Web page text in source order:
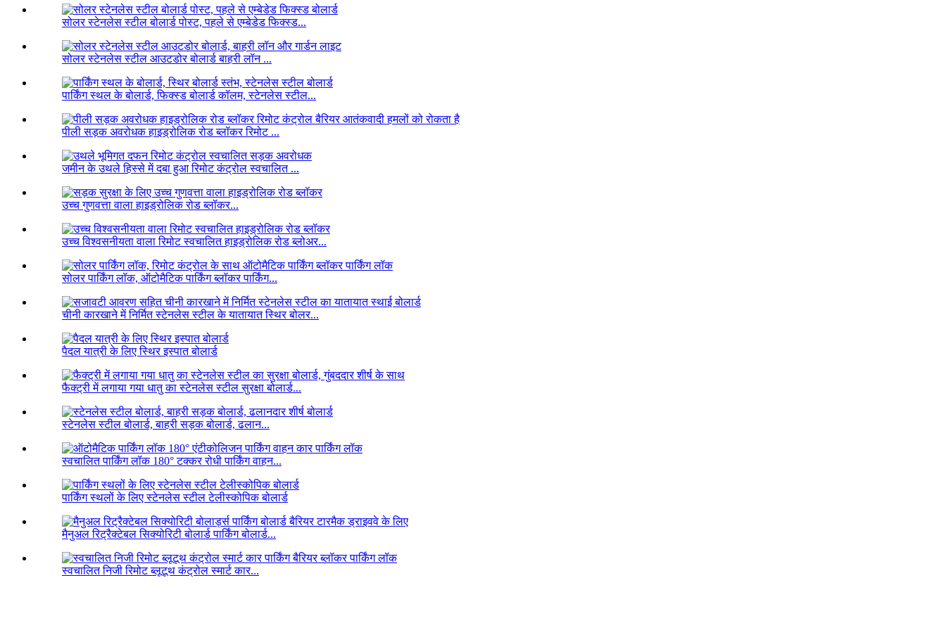
सोलर स्टेनलेस स्टील बोलार्ड पोस्ट, पहले से एम्बेडेड फिक्स्ड...
सोलर स्टेनलेस स्टील आउटडोर बोलार्ड बाहरी लॉन ...
पार्किंग स्थल के बोलार्ड, फिक्स्ड बोलार्ड कॉलम, स्टेनलेस स्टील...
पीली सड़क अवरोधक हाइड्रोलिक रोड ब्लॉकर रिमोट ...
जमीन के उथले हिस्से में दबा हुआ रिमोट कंट्रोल स्वचालित ...
उच्च गुणवत्ता वाला हाइड्रोलिक रोड ब्लॉकर...
उच्च विश्वसनीयता वाला रिमोट स्वचालित हाइड्रोलिक रोड ब्लोअर...
सोलर पार्किंग लॉक, ऑटोमैटिक पार्किंग ब्लॉकर पार्किंग...
चीनी कारखाने में निर्मित स्टेनलेस स्टील के यातायात स्थिर बोलर...
पैदल यात्री के लिए स्थिर इस्पात बोलार्ड
फैक्ट्री में लगाया गया धातु का स्टेनलेस स्टील सुरक्षा बोलार्ड...
स्टेनलेस स्टील बोलार्ड, बाहरी सड़क बोलार्ड, ढलान...
स्वचालित पार्किंग लॉक 180° टक्कर रोधी पार्किंग वाहन...
पार्किंग स्थलों के लिए स्टेनलेस स्टील टेलीस्कोपिक बोलार्ड
मैनुअल रिट्रैक्टेबल सिक्योरिटी बोलार्ड पार्किंग बोलार्ड...
स्वचालित निजी रिमोट ब्लूटूथ कंट्रोल स्मार्ट कार...